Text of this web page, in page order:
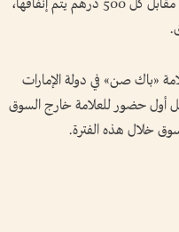
«باك صن» في دولة الإمارات
في خطوة تمثل أول حضور للعلامة خارج السوق
خلال هذه الفترة.